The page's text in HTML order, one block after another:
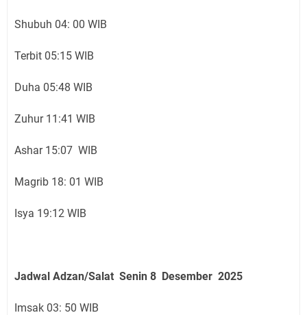
Shubuh 04: 00 WIB
Terbit 05:15 WIB
Duha 05:48 WIB
Zuhur 11:41 WIB
Ashar 15:07 WIB
Magrib 18: 01 WIB
Isya 19:12 WIB
Jadwal Adzan/Salat Senin 8 Desember 2025
Imsak 03: 50 WIB